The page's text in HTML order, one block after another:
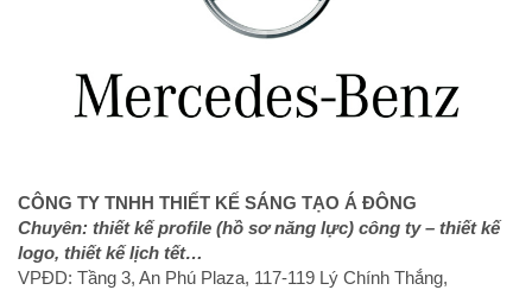
CÔNG TY TNHH THIẾT KẾ SÁNG TẠO Á ĐÔNG
Chuyên: thiết kế profile (hồ sơ năng lực) công ty – thiết kế
logo, thiết kế lịch tết…
VPĐD: Tầng 3, An Phú Plaza, 117-119 Lý Chính Thắng,